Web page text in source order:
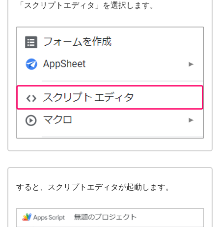
「スクリプトエディタ」を選択します。
すると、スクリプトエディタが起動します。